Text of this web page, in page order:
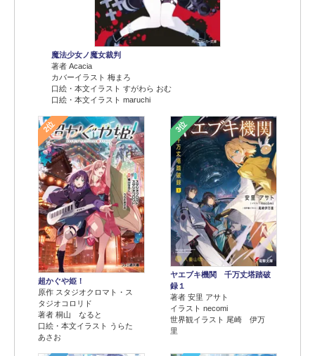
魔法少女ノ魔女裁判
著者 Acacia
カバーイラスト 梅まろ
口絵・本文イラスト すがわら おむ
口絵・本文イラスト maruchi
2位
超かぐや姫！
原作 スタジオクロマト・ス
タジオコロリド
著者 桐山 なると
口絵・本文イラスト うらた
あさお
3位
ヤエブキ機関 千万丈塔踏破
録１
著者 安里 アサト
イラスト necomi
世界観イラスト 尾崎 伊万
里